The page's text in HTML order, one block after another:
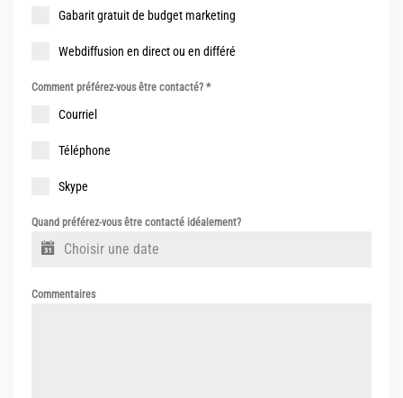
Gabarit gratuit de budget marketing
Webdiffusion en direct ou en différé
Comment préférez-vous être contacté? *
Courriel
Téléphone
Skype
Quand préférez-vous être contacté idéalement?
Commentaires